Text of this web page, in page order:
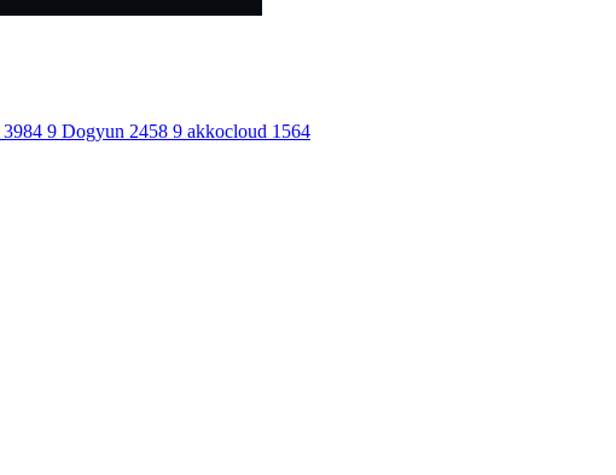
3984 9 Dogyun 2458 9 akkocloud 1564